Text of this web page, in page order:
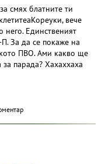
смях блатните ти
вече
него. Единственият
За да се покаже на
ПВО. Ами какво ще
парада? Хахаххаха